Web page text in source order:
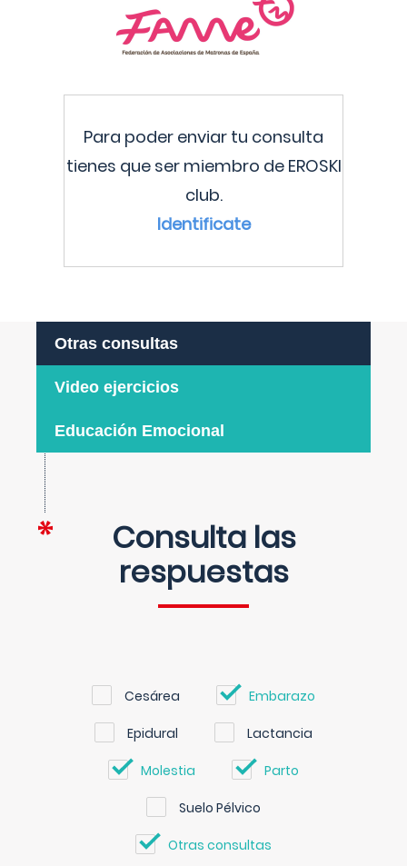
Para poder enviar tu consulta
tienes que ser miembro de EROSKI
club.
Identificate
Otras consultas
Video ejercicios
Educación Emocional
Consulta las
respuestas
Cesárea Embarazo
Epidural Lactancia
Molestia Parto
Suelo Pélvico
Otras consultas